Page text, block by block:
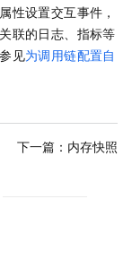
性设置交互事件，
联的日志、指标等
见为调用链配置自
下一篇： 内存快照